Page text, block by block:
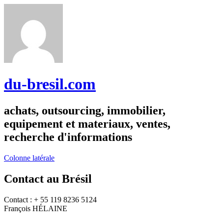
du-bresil.com
achats, outsourcing, immobilier,
equipement et materiaux, ventes,
recherche d'informations
Colonne latérale
Contact au Brésil
Contact : + 55 119 8236 5124
François HÉLAINE